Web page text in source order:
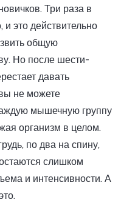
Три раза в
это действительно
общую
Но после шести-
давать
не можете
мышечную группу
организм в целом.
по два на спину,
слишком
и интенсивности. А